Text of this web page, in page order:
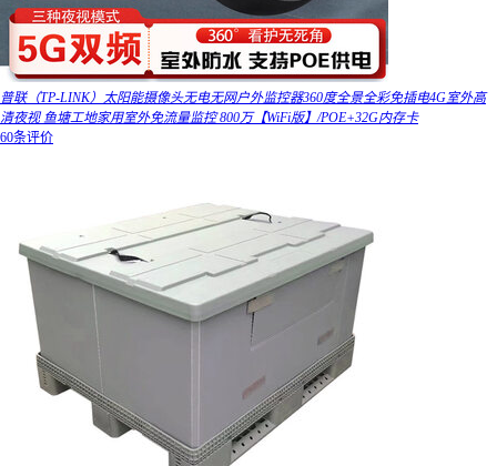
普联（TP-LINK）太阳能摄像头无电无网户外监控器360度全景全彩免插电4G室外高
清夜视 鱼塘工地家用室外免流量监控 800万【WiFi版】/POE+32G内存卡
60条评价